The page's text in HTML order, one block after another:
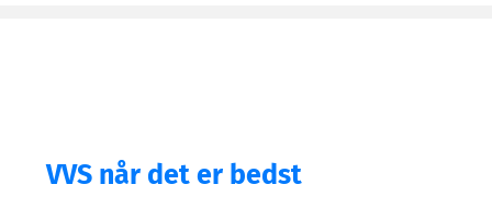
VVS når det er bedst